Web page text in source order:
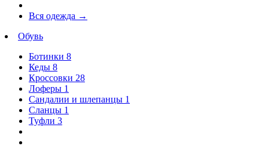
Вся одежда →
Обувь
Ботинки 8
Кеды 8
Кроссовки 28
Лоферы 1
Сандалии и шлепанцы 1
Сланцы 1
Туфли 3